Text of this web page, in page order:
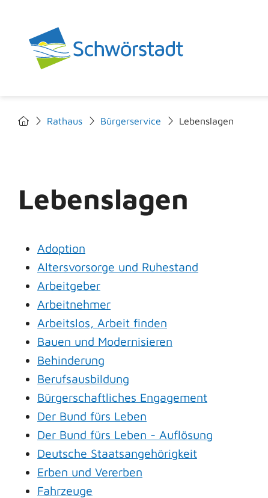
Rathaus Bürgerservice Lebenslagen
Lebenslagen
Adoption
Altersvorsorge und Ruhestand
Arbeitgeber
Arbeitnehmer
Arbeitslos, Arbeit finden
Bauen und Modernisieren
Behinderung
Berufsausbildung
Bürgerschaftliches Engagement
Der Bund fürs Leben
Der Bund fürs Leben - Auflösung
Deutsche Staatsangehörigkeit
Erben und Vererben
Fahrzeuge